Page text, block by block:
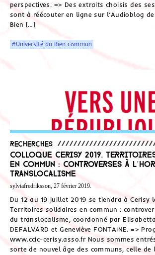
perspectives. => Des extraits choisis des
sont à réécouter en ligne sur l’Audioblog de
Bien […]
#Université du Bien commun
Recherches
Colloque Cerisy 2019.
en commun : controverses à
translocalisme
sylviafredriksson, 27 février 2019.
Du 12 au 19 juillet 2019 se tiendra à Cerisy
Territoires solidaires en commun :
du translocalisme, coordonné par Elisabetta
DEFALVARD et Geneviève FONTAINE. =>
www.ccic-cerisy.asso.fr Nous sommes
sorte de nouvel âge des communs, celle de